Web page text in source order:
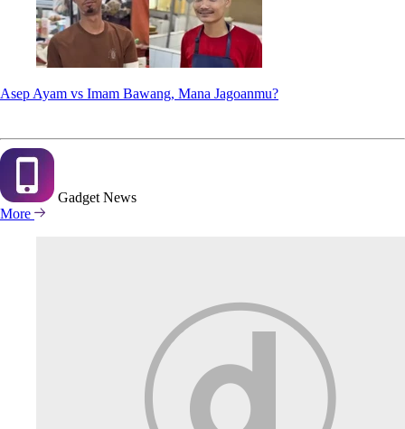
Asep Ayam vs Imam Bawang, Mana Jagoanmu?
Gadget News
More